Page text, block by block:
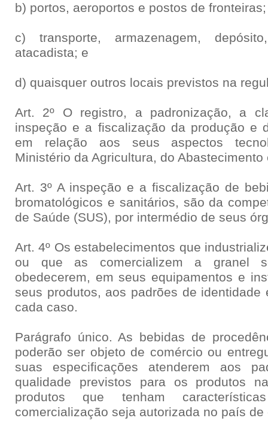
b) portos, aeroportos e postos de fronteiras;
c) transporte, armazenagem,
atacadista; e
d) quaisquer outros locais previstos na
Art. 2º O registro, a padronização, a
inspeção e a fiscalização da produção e
em relação aos seus aspectos
Ministério da Agricultura, do
Art. 3º A inspeção e a fiscalização de
bromatológicos e sanitários, são da
de Saúde (SUS), por intermédio de seus
Art. 4º Os estabelecimentos que
ou que as comercializem a granel
obedecerem, em seus equipamentos e
seus produtos, aos padrões de identidade
cada caso.
Parágrafo único. As bebidas de
poderão ser objeto de comércio ou
suas especificações atenderem aos
qualidade previstos para os produtos
produtos que tenham
comercialização seja autorizada no país de